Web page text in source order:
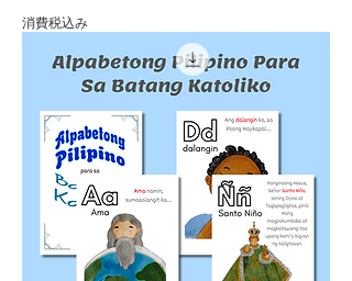
消費税込み